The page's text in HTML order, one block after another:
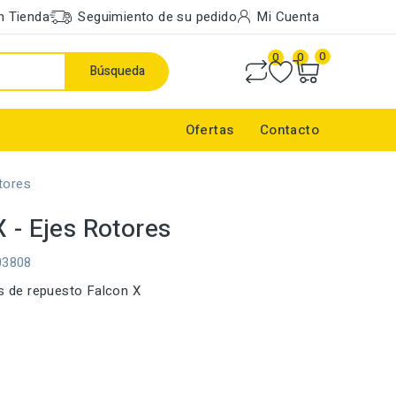
Tienda Seguimiento de su pedido Mi Cuenta
Búsqueda
0 0 0
Ofertas Contacto
- Ejes Rotores
de repuesto Falcon X